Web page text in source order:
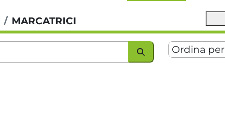
MARCATRICI
Ordina per